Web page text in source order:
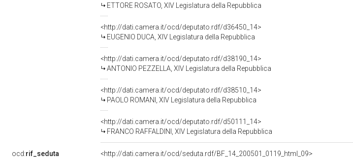
ETTORE ROSATO, XIV Legislatura della Repubblica
<http://dati.camera.it/ocd/deputato.rdf/d36450_14>
EUGENIO DUCA, XIV Legislatura della Repubblica
<http://dati.camera.it/ocd/deputato.rdf/d38190_14>
ANTONIO PEZZELLA, XIV Legislatura della Repubblica
<http://dati.camera.it/ocd/deputato.rdf/d38510_14>
PAOLO ROMANI, XIV Legislatura della Repubblica
<http://dati.camera.it/ocd/deputato.rdf/d50111_14>
FRANCO RAFFALDINI, XIV Legislatura della Repubblica
ocd:rif_seduta
<http://dati.camera.it/ocd/seduta.rdf/BF_14_200501_0119_html_09>